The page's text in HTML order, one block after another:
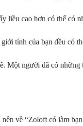
cao hơn có thể có
tính của bạn đều có
Một người đã có
về “Zoloft có làm